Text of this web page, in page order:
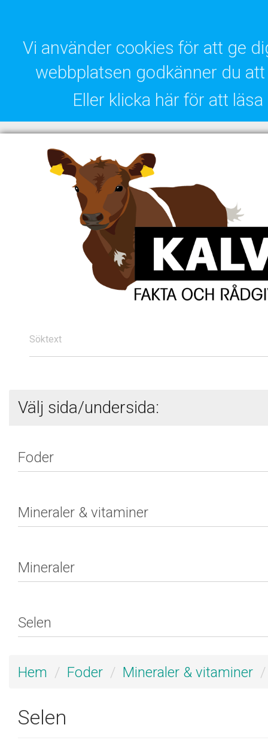
Vi använder cookies för att ge
webbplatsen godkänner du
Eller klicka här för att
Söktext
Välj sida/undersida:
Hem Foder Mineraler & vitaminer
Selen